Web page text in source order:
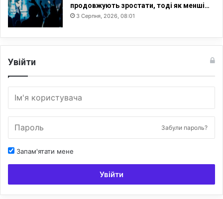
продовжують зростати, тоді як менші…
3 Серпня, 2026, 08:01
Увійти
Забули пароль?
Запам'ятати мене
Увійти